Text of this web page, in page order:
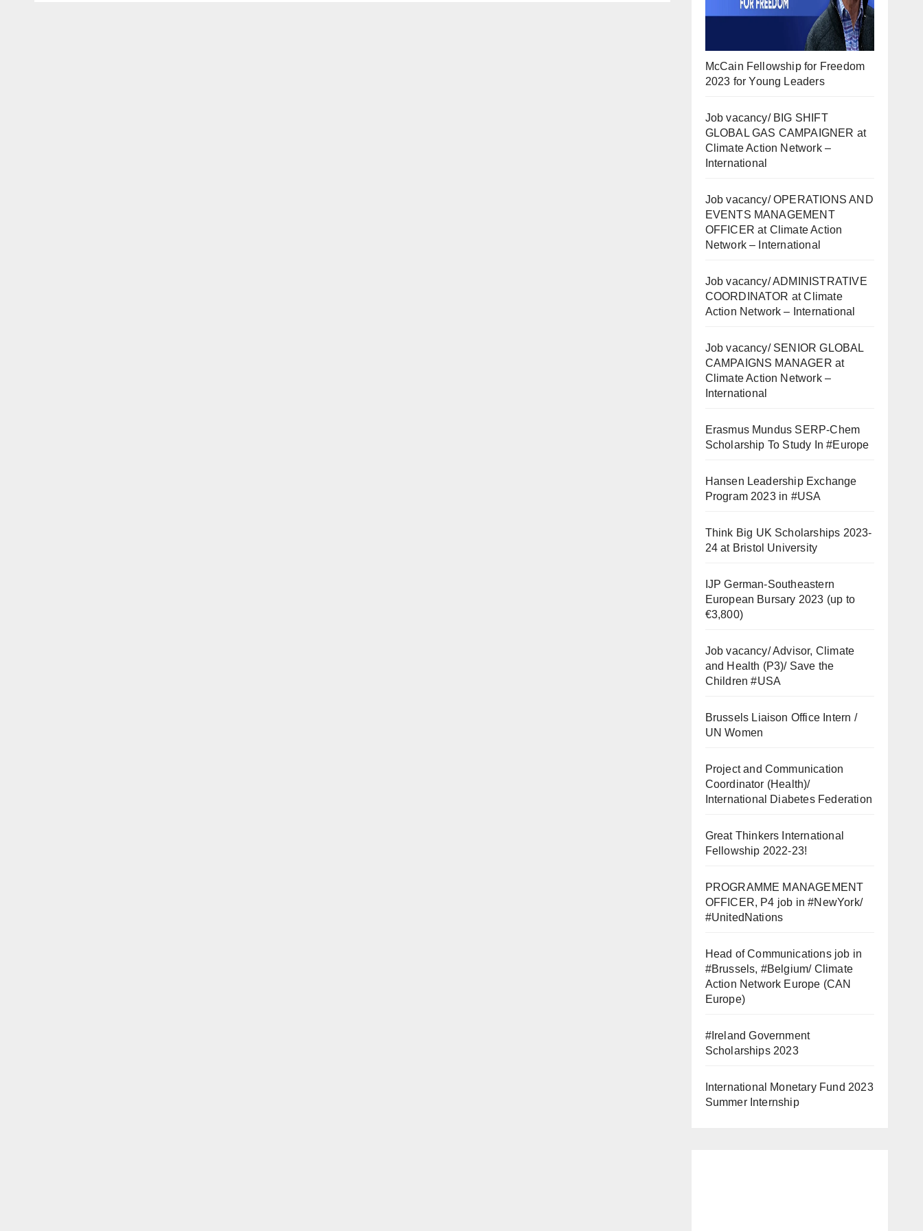
McCain Fellowship for Freedom
2023 for Young Leaders
Job vacancy/ BIG SHIFT
GLOBAL GAS CAMPAIGNER at
Climate Action Network –
International
Job vacancy/ OPERATIONS AND
EVENTS MANAGEMENT
OFFICER at Climate Action
Network – International
Job vacancy/ ADMINISTRATIVE
COORDINATOR at Climate
Action Network – International
Job vacancy/ SENIOR GLOBAL
CAMPAIGNS MANAGER at
Climate Action Network –
International
Erasmus Mundus SERP-Chem
Scholarship To Study In #Europe
Hansen Leadership Exchange
Program 2023 in #USA
Think Big UK Scholarships 2023-
24 at Bristol University
IJP German-Southeastern
European Bursary 2023 (up to
€3,800)
Job vacancy/ Advisor, Climate
and Health (P3)/ Save the
Children #USA
Brussels Liaison Office Intern /
UN Women
Project and Communication
Coordinator (Health)/
International Diabetes Federation
Great Thinkers International
Fellowship 2022-23!
PROGRAMME MANAGEMENT
OFFICER, P4 job in #NewYork/
#UnitedNations
Head of Communications job in
#Brussels, #Belgium/ Climate
Action Network Europe (CAN
Europe)
#Ireland Government
Scholarships 2023
International Monetary Fund 2023
Summer Internship